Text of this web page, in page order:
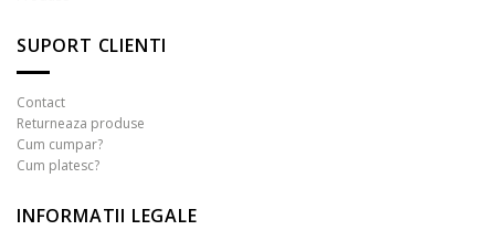
SUPORT CLIENTI
Contact
Returneaza produse
Cum cumpar?
Cum platesc?
INFORMATII LEGALE